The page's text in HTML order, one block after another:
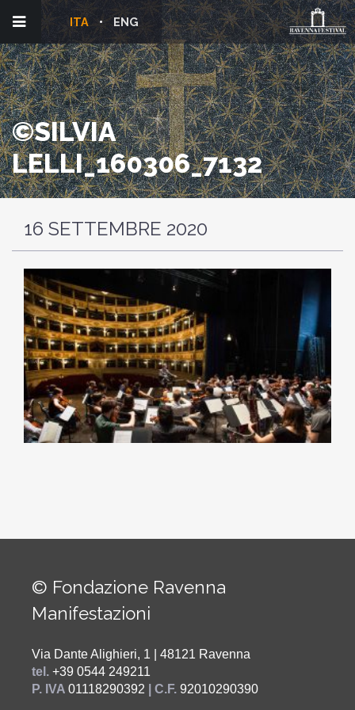
ENG
ITA
©SILVIA
LELLI_160306_7132
16 SETTEMBRE 2020
© Fondazione Ravenna
Manifestazioni
Via Dante Alighieri, 1 | 48121 Ravenna
tel. +39 0544 249211
P. IVA 01118290392 | C.F. 92010290390